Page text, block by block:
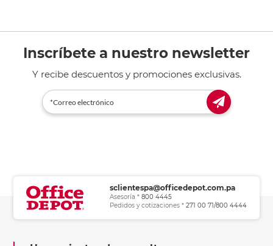
Inscríbete a nuestro newsletter
Y recibe descuentos y promociones exclusivas.
sclientespa@officedepot.com.pa
Asesoría * 800 4445
Pedidos y cotizaciones * 271 00 71/800 4444